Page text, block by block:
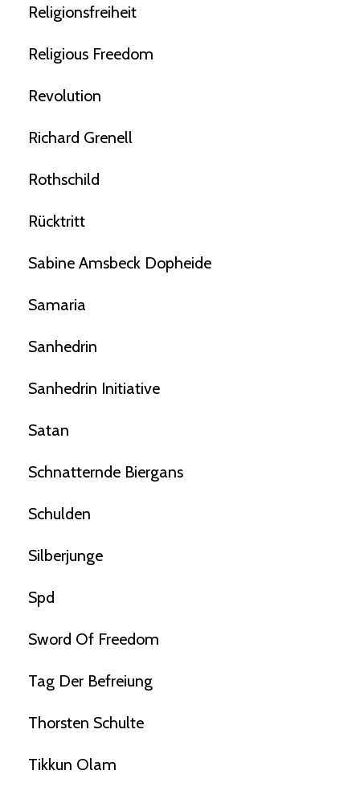
Religionsfreiheit
Religious Freedom
Revolution
Richard Grenell
Rothschild
Rücktritt
Sabine Amsbeck Dopheide
Samaria
Sanhedrin
Sanhedrin Initiative
Satan
Schnatternde Biergans
Schulden
Silberjunge
Spd
Sword Of Freedom
Tag Der Befreiung
Thorsten Schulte
Tikkun Olam